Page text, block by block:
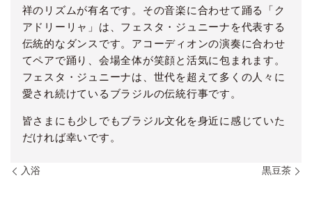
祥のリズムが有名です。その音楽に合わせて踊る「ク
アドリーリャ」は、フェスタ・ジュニーナを代表する
伝統的なダンスです。アコーディオンの演奏に合わせ
てペアで踊り、会場全体が笑顔と活気に包まれます。
フェスタ・ジュニーナは、世代を超えて多くの人々に
愛され続けているブラジルの伝統行事です。
皆さまにも少しでもブラジル文化を身近に感じていた
だければ幸いです。
入浴 黒豆茶